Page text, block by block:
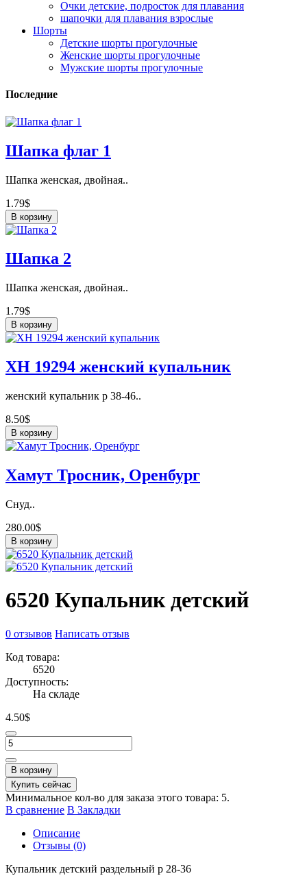
Очки детские, подросток для плавания
шапочки для плавания взрослые
Шорты
Детские шорты прогулочные
Женские шорты прогулочные
Мужские шорты прогулочные
Последние
Шапка флаг 1
Шапка женская, двойная..
1.79$
В корзину
Шапка 2
Шапка женская, двойная..
1.79$
В корзину
ХН 19294 женский купальник
женский купальник р 38-46..
8.50$
В корзину
Хамут Тросник, Оренбург
Снуд..
280.00$
В корзину
6520 Купальник детский
0 отзывов Написать отзыв
Код товара:
6520
Доступность:
На складе
4.50$
В корзину
Купить сейчас
Минимальное кол-во для заказа этого товара: 5.
В сравнение В Закладки
Описание
Отзывы (0)
Купальник детский раздельный р 28-36